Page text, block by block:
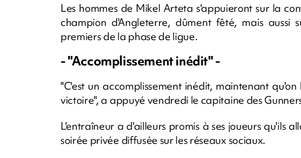
Les hommes de Mikel Arteta s'appuieront sur la
champion d'Angleterre, dûment fêté, mais
premiers de la phase de ligue.
- "Accomplissement inédit" -
"C'est un accomplissement inédit, maintenant
victoire", a appuyé vendredi le capitaine des
L'entraîneur a d'ailleurs promis à ses joueurs qu'ils
soirée privée diffusée sur les réseaux sociaux.